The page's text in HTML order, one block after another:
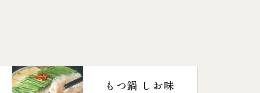
もつ鍋 しお味